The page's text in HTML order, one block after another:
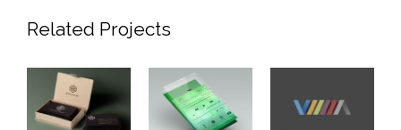
Related Projects